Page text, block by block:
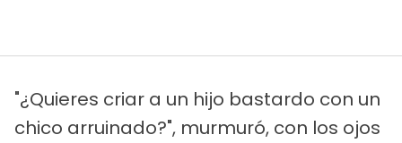
"¿Quieres criar a un hijo bastardo con un
chico arruinado?", murmuró, con los ojos